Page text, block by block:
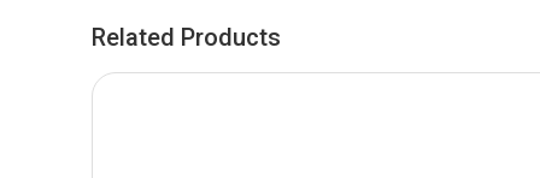
Related Products